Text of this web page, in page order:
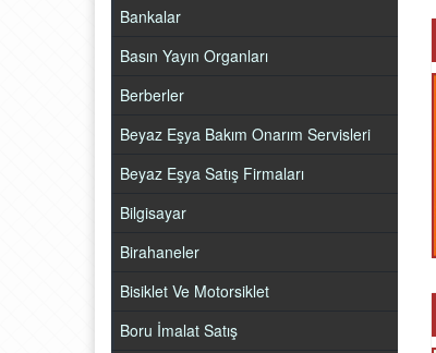
Bankalar
Basın Yayın Organları
Berberler
Beyaz Eşya Bakım Onarım Servisleri
Beyaz Eşya Satış Firmaları
Bilgisayar
Birahaneler
Bisiklet Ve Motorsiklet
Boru İmalat Satış